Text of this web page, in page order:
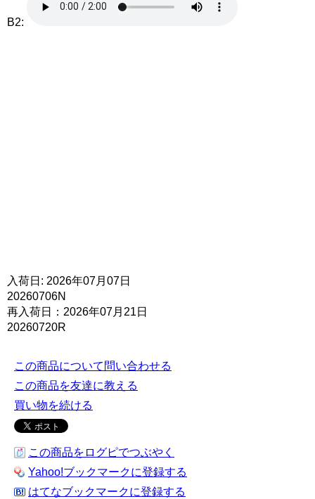
B2:
入荷日: 2026年07月07日
20260706N
再入荷日：2026年07月21日
20260720R
この商品について問い合わせる
この商品を友達に教える
買い物を続ける
この商品をログピでつぶやく
Yahoo!ブックマークに登録する
はてなブックマークに登録する